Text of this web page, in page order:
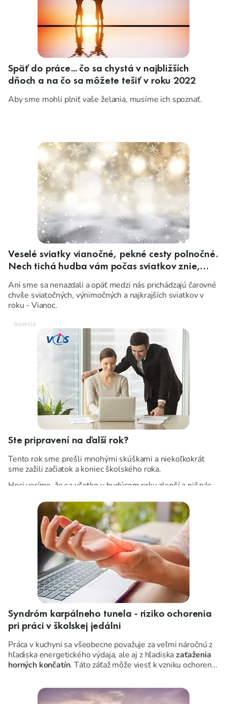
Späť do práce... čo sa chystá v najbližších
dňoch a na čo sa môžete tešiť v roku 2022
Aby sme mohli plniť vaše želania, musíme ich spoznať.
Veselé sviatky vianočné, pekné cesty polnočné.
Nech tichá hudba vám počas sviatkov znie,
nech ten rok nastávajúci vám pokoj, zdravie,
šťastie a lásku prinesie!
Ani sme sa nenazdali a opäť medzi nás prichádzajú čarovné
chvíle sviatočných, výnimočných a najkrajších sviatkov v
roku - Vianoc.
Ste pripravení na ďalší rok?
Tento rok sme prešli mnohými skúškami a niekoľkokrát
sme zažili začiatok a koniec školského roka.
Hoci veríme, že sa všetko v budúcom roku zlepší a nič nás
naozaj sa pripraviť.
Syndróm karpálneho tunela - riziko ochorenia
pri práci v školskej jedálni
Práca v kuchyni sa všeobecne považuje za veľmi náročnú z
hľadiska energetického výdaja, ale aj z hľadiskazaťaženia
horných končatín. Táto záťaž môže viesť k vzniku ochorení,
z ktorých najčastejším je syndróm karpálneho tunela.